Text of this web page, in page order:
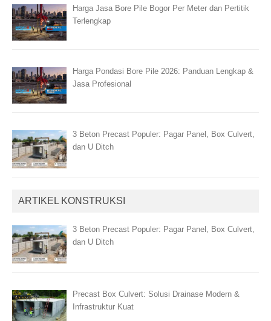
Harga Jasa Bore Pile Bogor Per Meter dan Pertitik
Terlengkap
Harga Pondasi Bore Pile 2026: Panduan Lengkap &
Jasa Profesional
3 Beton Precast Populer: Pagar Panel, Box Culvert,
dan U Ditch
ARTIKEL KONSTRUKSI
3 Beton Precast Populer: Pagar Panel, Box Culvert,
dan U Ditch
Precast Box Culvert: Solusi Drainase Modern &
Infrastruktur Kuat